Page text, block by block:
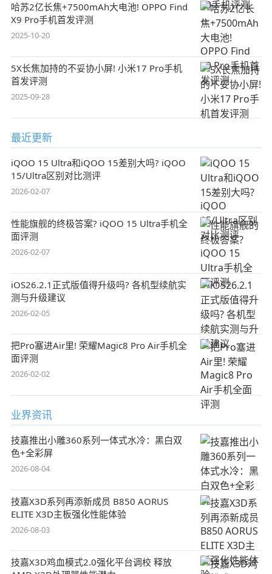
哈苏2亿长焦+7500mAh大电池! OPPO Find
X9 Pro手机首发评测
2025-10-20
5X长焦加持的不妥协小屏! 小米17 Pro手机
首发评测
2025-09-28
最近更新
iQOO 15 Ultra和iQOO 15差别大吗? iQOO
15/Ultra区别对比测评
2026-02-07
性能旗舰的终极答案? iQOO 15 Ultra手机全
面评测
2026-02-07
iOS26.2.1正式版值得升级吗? 各机型续航实
测与升级建议
2026-02-05
把Pro塞进Air里! 荣耀Magic8 Pro Air手机全
面评测
2026-02-02
业界资讯
技嘉推出小雕360系列一体式水冷：黑白双
色+全彩屏
2026-08-04
技嘉X3D系列再添新成员 B850 AORUS
ELITE X3D主板强化性能体验
2026-08-03
技嘉X3D鸡血模式2.0强化平台调校 释放